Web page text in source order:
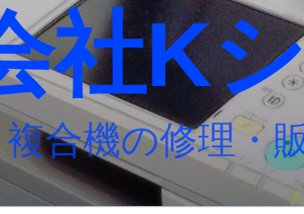
社K
合機の修理・